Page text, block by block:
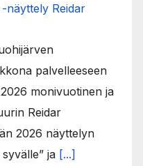
näyttely Reidar
palvelleeseen
monivuotinen ja
Reidar
2026 näyttelyn
ja [...]